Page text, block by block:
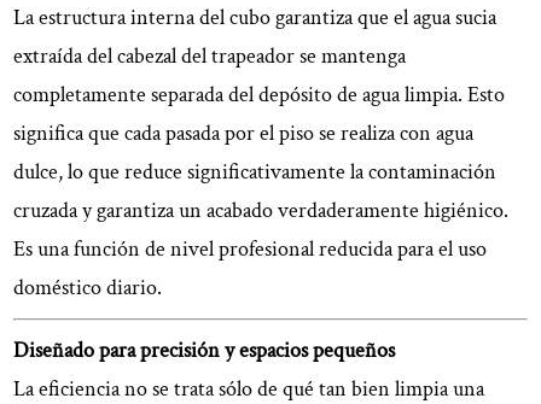
del
hogar
limpio
La estructura interna del cubo garantiza que el agua sucia
extraída del cabezal del trapeador se mantenga
completamente separada del depósito de agua limpia. Esto
significa que cada pasada por el piso se realiza con agua
dulce, lo que reduce significativamente la contaminación
cruzada y garantiza un acabado verdaderamente higiénico.
Es una función de nivel profesional reducida para el uso
doméstico diario.
Diseñado para precisión y espacios pequeños
La eficiencia no se trata sólo de qué tan bien limpia una